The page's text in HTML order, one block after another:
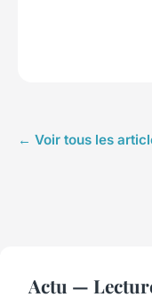
← Voir tous les
Actu —